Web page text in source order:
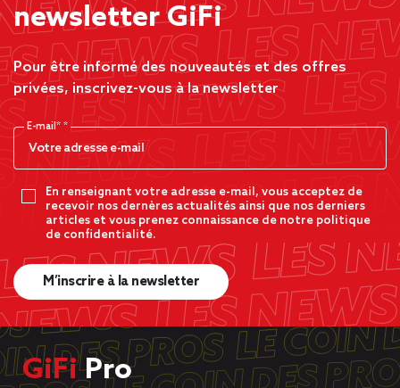
newsletter GiFi
Pour être informé des nouveautés et des offres
privées, inscrivez-vous à la newsletter
E-mail*
En renseignant votre adresse e-mail, vous acceptez de
recevoir nos dernères actualités ainsi que nos derniers
articles et vous prenez connaissance de notre politique
de confidentialité.
M’inscrire à la newsletter
GiFiPro